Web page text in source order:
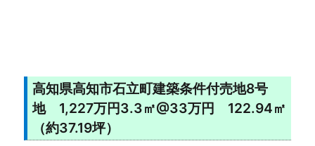
高知県高知市石立町建築条件付売地8号
地 1,227万円3.3㎡@33万円 122.94㎡
（約37.19坪）